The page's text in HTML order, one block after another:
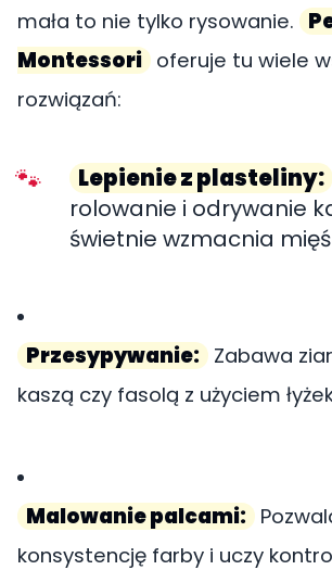
mała to nie tylko rysowanie.
Montessori oferuje tu wiele
rozwiązań:
Lepienie z plasteliny:
rolowanie i odrywanie
świetnie wzmacnia
Przesypywanie: Zabawa
kaszą czy fasolą z użyciem
Malowanie palcami:
konsystencję farby i uczy